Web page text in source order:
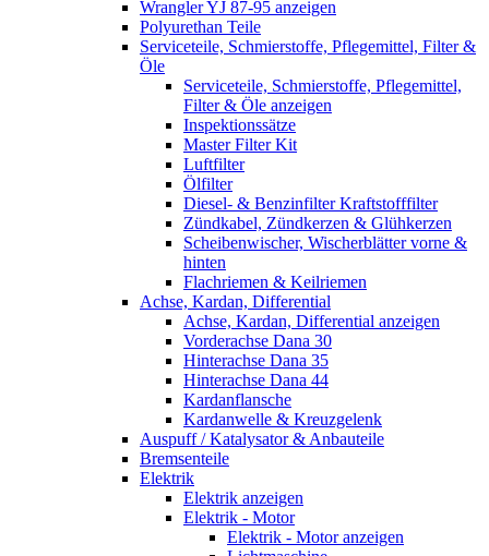
Wrangler YJ 87-95 anzeigen
Polyurethan Teile
Serviceteile, Schmierstoffe, Pflegemittel, Filter &
Öle
Serviceteile, Schmierstoffe, Pflegemittel,
Filter & Öle anzeigen
Inspektionssätze
Master Filter Kit
Luftfilter
Ölfilter
Diesel- & Benzinfilter Kraftstofffilter
Zündkabel, Zündkerzen & Glühkerzen
Scheibenwischer, Wischerblätter vorne &
hinten
Flachriemen & Keilriemen
Achse, Kardan, Differential
Achse, Kardan, Differential anzeigen
Vorderachse Dana 30
Hinterachse Dana 35
Hinterachse Dana 44
Kardanflansche
Kardanwelle & Kreuzgelenk
Auspuff / Katalysator & Anbauteile
Bremsenteile
Elektrik
Elektrik anzeigen
Elektrik - Motor
Elektrik - Motor anzeigen